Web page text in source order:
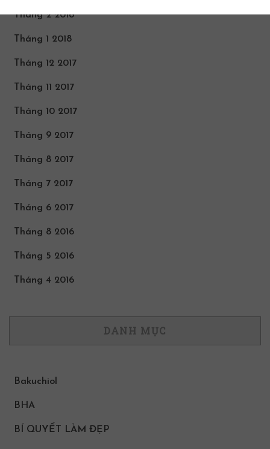
Tháng 2 2018
Tháng 1 2018
Tháng 12 2017
Tháng 11 2017
Tháng 10 2017
Tháng 9 2017
Tháng 8 2017
Tháng 7 2017
Tháng 6 2017
Tháng 8 2016
Tháng 5 2016
Tháng 4 2016
DANH MỤC
Bakuchiol
BHA
BÍ QUYẾT LÀM ĐẸP